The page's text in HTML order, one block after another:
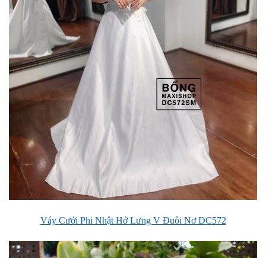
Váy Cưới Phi Nhật Hở Lưng V Đuôi Nơ DC572